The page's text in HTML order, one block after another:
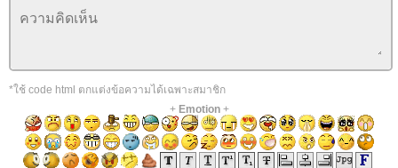
*ใช้ code html ตกแต่งข้อความได้เฉพาะสมาชิก
+ Emotion+